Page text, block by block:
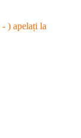
- ) apelați la